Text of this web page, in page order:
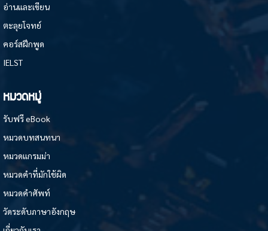
อ่านและเขียน
ตะลุยโจทย์
คอร์สฝึกพูด
IELST
หมวดหมู่
รับฟรี eBook
หมวดบทสนทนา
หมวดแกรมม่า
หมวดคำที่มักใช้ผิด
หมวดคำศัพท์
วัดระดับภาษาอังกฤษ